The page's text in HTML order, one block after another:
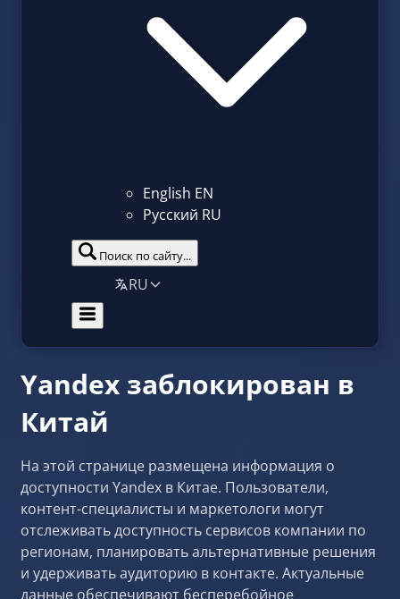
English EN
Русский RU
Поиск по сайту...
RU
Yandex заблокирован в
Китай
На этой странице размещена информация о
доступности Yandex в Китае. Пользователи,
контент-специалисты и маркетологи могут
отслеживать доступность сервисов компании по
регионам, планировать альтернативные решения
и удерживать аудиторию в контакте. Актуальные
данные обеспечивают бесперебойное